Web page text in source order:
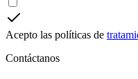
Acepto las políticas de
Contáctanos